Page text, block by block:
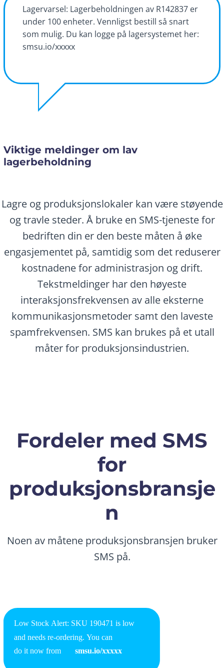
Lagervarsel: Lagerbeholdningen av R142837 er
under 100 enheter. Vennligst bestill så snart
som mulig. Du kan logge på lagersystemet her:
smsu.io/xxxxx
Viktige meldinger om lav
lagerbeholdning
Lagre og produksjonslokaler kan være støyende
og travle steder. Å bruke en SMS-tjeneste for
bedriften din er den beste måten å øke
engasjementet på, samtidig som det reduserer
kostnadene for administrasjon og drift.
Tekstmeldinger har den høyeste
interaksjonsfrekvensen av alle eksterne
kommunikasjonsmetoder samt den laveste
spamfrekvensen. SMS kan brukes på et utall
måter for produksjonsindustrien.
Fordeler med SMS
for
produksjonsbransje
n
Noen av måtene produksjonsbransjen bruker
SMS på.